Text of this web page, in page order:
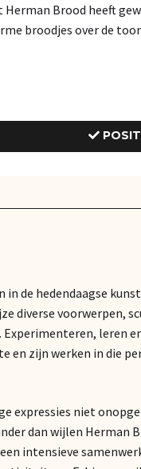
Brood heeft
broodjes over de
in de hedendaagse
diverse voorwerpen,
Experimenteren, leren
en zijn werken in die
expressies niet
dan wijlen Herman
intensieve